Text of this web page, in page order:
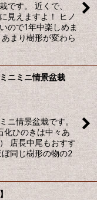
です。 近くで、
見えますよ！ ヒノ
ので1年中楽しめま
まり樹形が変わら
ニミニ情景盆栽
ニ情景盆栽です。
化ひのきは中々あ
店長中尾もおすす
同じ樹形の物の2